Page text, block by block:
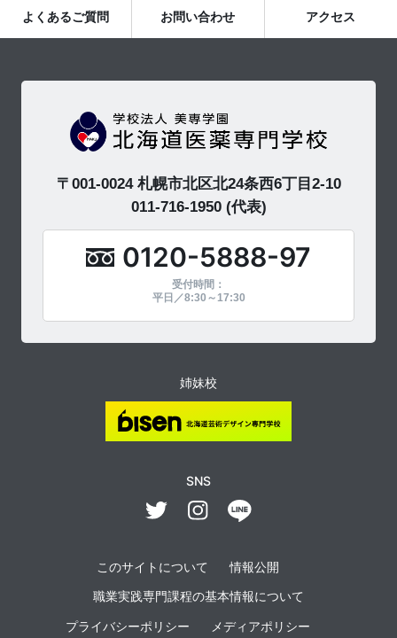
よくあるご質問 お問い合わせ アクセス
〒001-0024 札幌市北区北24条西6丁目2-10
011-716-1950(代表)
0120-5888-97
受付時間：
平日／8:30～17:30
姉妹校
SNS
このサイトについて 情報公開
職業実践専門課程の基本情報について
プライバシーポリシー メディアポリシー